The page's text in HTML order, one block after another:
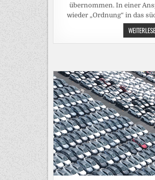
übernommen. In einer
wieder „Ordnung“ in das